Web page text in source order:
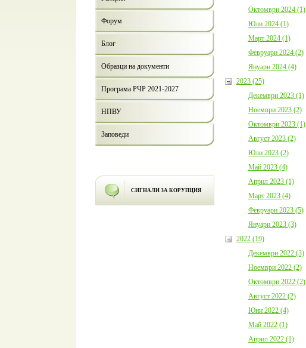
Форум
Блог
Образци на документи
Програма РЧР 2021-2027
НПВУ
Заповеди
СИГНАЛИ ЗА КОРУПЦИЯ
Октомври 2024 (1)
Юли 2024 (1)
Март 2024 (1)
Февруари 2024 (2)
Януари 2024 (4)
2023 (25)
Декември 2023 (1)
Ноември 2023 (2)
Октомври 2023 (1)
Август 2023 (2)
Юли 2023 (2)
Май 2023 (4)
Април 2023 (1)
Март 2023 (4)
Февруари 2023 (5)
Януари 2023 (3)
2022 (19)
Декември 2022 (3)
Ноември 2022 (2)
Октомври 2022 (2)
Август 2022 (2)
Юни 2022 (4)
Май 2022 (1)
Април 2022 (1)